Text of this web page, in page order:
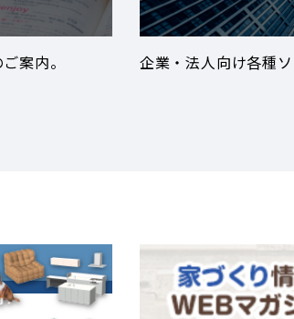
案内。
企業・法人向け各種